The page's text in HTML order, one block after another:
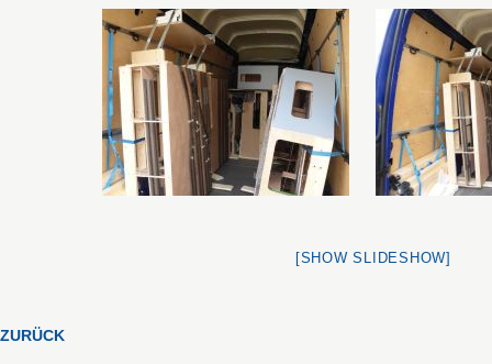
[SHOW SLIDESHOW]
ZURÜCK